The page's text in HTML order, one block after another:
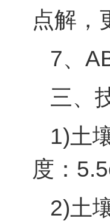
点解，
7、
三、
1)土
度：
2)土